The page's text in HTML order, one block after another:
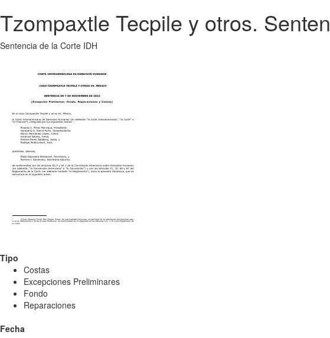
Tzompaxtle Tecpile y otros.
Sentencia de la Corte IDH
Tipo
Costas
Excepciones Preliminares
Fondo
Reparaciones
Fecha